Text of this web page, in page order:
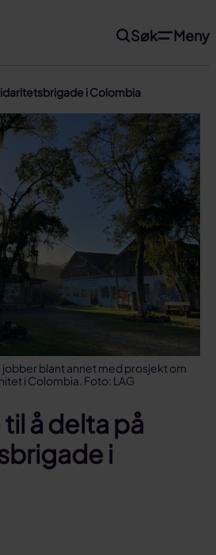
Søk Meny
i Colombia
blant annet med prosjekt om
i Colombia. Foto: LAG
å delta på
i